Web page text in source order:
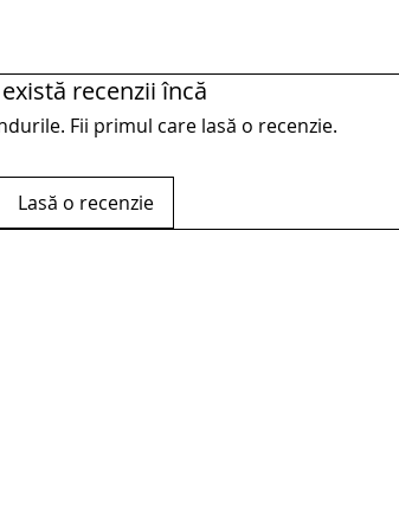
recenzii încă
Fii primul care lasă o recenzie.
Lasă o recenzie